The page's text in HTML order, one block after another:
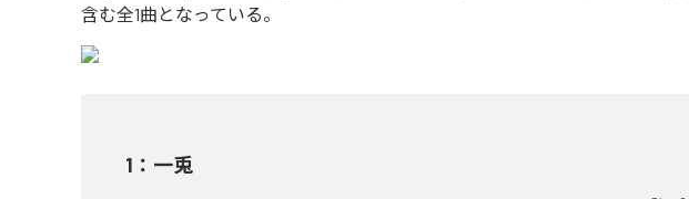
含む全1曲となっている。
1 ： 一兎